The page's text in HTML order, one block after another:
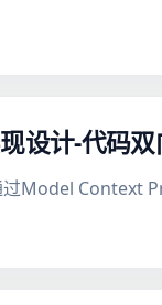
设计-代码
Context